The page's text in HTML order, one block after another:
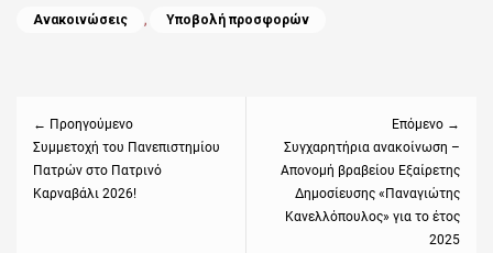
Categories
Ανακοινώσεις , Υποβολή προσφορών
← Προηγούμενο
Previous
post:
Συμμετοχή του Πανεπιστημίου
Πατρών στο Πατρινό
Καρναβάλι 2026!
Επόμενο →
Next
post:
Συγχαρητήρια ανακοίνωση –
Απονομή βραβείου Εξαίρετης
Δημοσίευσης «Παναγιώτης
Κανελλόπουλος» για το έτος
2025